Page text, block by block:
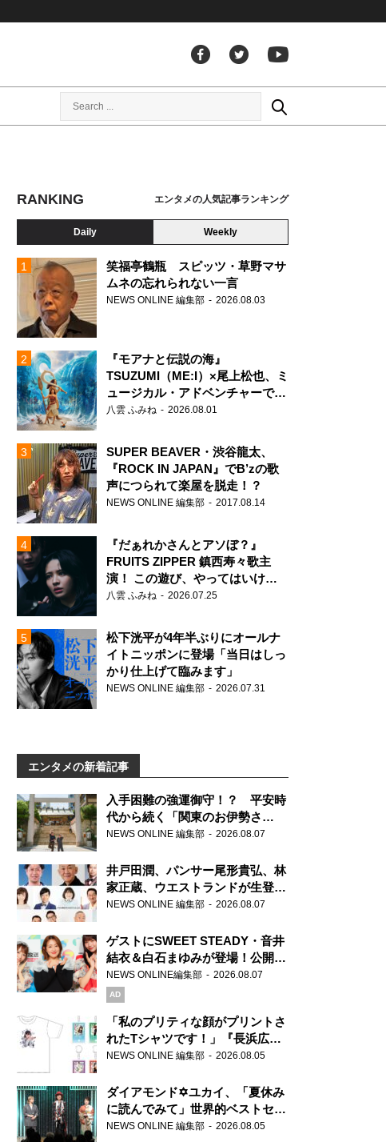
RANKING エンタメの人気記事ランキング
Daily Weekly
笑福亭鶴瓶 スピッツ・草野マサ
ムネの忘れられない一言
NEWS ONLINE 編集部 2026.08.03
『モアナと伝説の海』
TSUZUMI（ME:I）×尾上松也、ミ
ュージカル・アドベンチャーで美
声を響かせる
八雲 ふみね 2026.08.01
SUPER BEAVER・渋谷龍太、
『ROCK IN JAPAN』でB’zの歌
声につられて楽屋を脱走！？
NEWS ONLINE 編集部 2017.08.14
『だぁれかさんとアソぼ？』
FRUITS ZIPPER 鎮西寿々歌主
演！ この遊び、やってはいけま
せん。
八雲 ふみね 2026.07.25
松下洸平が4年半ぶりにオールナ
イトニッポンに登場「当日はしっ
かり仕上げて臨みます」
NEWS ONLINE 編集部 2026.07.31
エンタメの新着記事
入手困難の強運御守！？ 平安時
代から続く「関東のお伊勢さ
ま」、芝大神宮にてランパンプス
NEWS ONLINE 編集部 2026.08.07
井戸田潤、パンサー尾形貴弘、林
家正蔵、ウエストランドが生登
場！『ラジオビバリー昼ズ』
NEWS ONLINE 編集部 2026.08.07
ゲストにSWEET STEADY・音井
結衣＆白石まゆみが登場！公開収
録で素顔全開！
NEWS ONLINE編集部 2026.08.07
AD
「私のプリティな顔がプリントさ
れたTシャツです！」『長浜広奈
天下無双』初の番組グッズ発売
NEWS ONLINE 編集部 2026.08.05
ダイアモンド✡ユカイ、「夏休み
に読んでみて」世界的ベストセラ
ー『アナスタシア』を紹介
NEWS ONLINE 編集部 2026.08.05